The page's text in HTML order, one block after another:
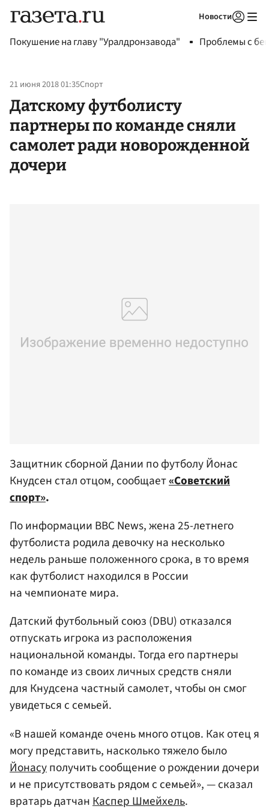
Новости
Покушение на главу "Уралдронзавода" Проблемы с
21 июня 2018 01:35Спорт
Датскому футболисту
партнеры по команде сняли
самолет ради новорожденной
дочери
Защитник сборной Дании по футболу Йонас
Кнудсен стал отцом, сообщает«Советский
спорт».
По информации BBC News, жена 25-летнего
футболиста родила девочку на несколько
недель раньше положенного срока, в то время
как футболист находился в России
на чемпионате мира.
Датский футбольный союз (DBU) отказался
отпускать игрока из расположения
национальной команды. Тогда его партнеры
по команде из своих личных средств сняли
для Кнудсена частный самолет, чтобы он смог
увидеться с семьей.
«В нашей команде очень много отцов. Как отец я
могу представить, насколько тяжело было
Йонасуполучить сообщение о рождении дочери
и не присутствовать рядом с семьей», — сказал
вратарь датчан Каспер Шмейхель.